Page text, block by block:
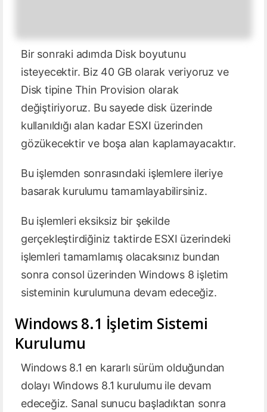
Bir sonraki adımda Disk boyutunu
isteyecektir. Biz 40 GB olarak veriyoruz ve
Disk tipine Thin Provision olarak
değiştiriyoruz. Bu sayede disk üzerinde
kullanıldığı alan kadar ESXI üzerinden
gözükecektir ve boşa alan kaplamayacaktır.
Bu işlemden sonrasındaki işlemlere ileriye
basarak kurulumu tamamlayabilirsiniz.
Bu işlemleri eksiksiz bir şekilde
gerçekleştirdiğiniz taktirde ESXI üzerindeki
işlemleri tamamlamış olacaksınız bundan
sonra consol üzerinden Windows 8 işletim
sisteminin kurulumuna devam edeceğiz.
Windows 8.1 İşletim Sistemi
Kurulumu
Windows 8.1 en kararlı sürüm olduğundan
dolayı Windows 8.1 kurulumu ile devam
edeceğiz. Sanal sunucu başladıktan sonra